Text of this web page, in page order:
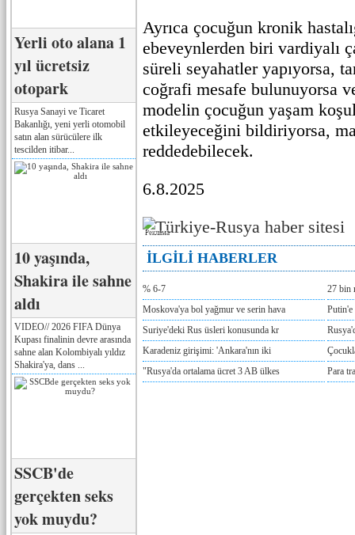
Yerli oto alana 1
yıl ücretsiz
otopark
Rusya Sanayi ve Ticaret
Bakanlığı, yeni yerli otomobil
satın alan sürücülere ilk
tescilden itibar...
10 yaşında,
Shakira ile sahne
aldı
VIDEO// 2026 FIFA Dünya
Kupası finalinin devre arasında
sahne alan Kolombiyalı yıldız
Shakira'ya, dans ...
SSCB'de
gerçekten seks
yok muydu?
Ayrıca çocuğun kronik
ebeveynlerden biri vardiyalı
süreli seyahatler yapıyorsa,
coğrafi mesafe bulunuyorsa
modelin çocuğun yaşam
etkileyeceğini bildiriyorsa,
reddedebilecek.
6.8.2025
Реклама
İLGİLİ HABERLER
% 6-7
27 bin
Moskova'ya bol yağmur ve serin hava
Putin'e
Suriye'deki Rus üsleri konusunda kr
Karadeniz girişimi: 'Ankara'nın iki
"Rusya'da ortalama ücret 3 AB ülkes
Para